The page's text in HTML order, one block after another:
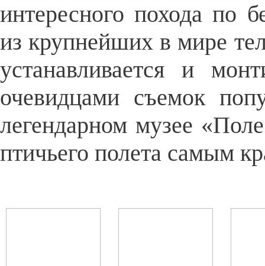
интересного похода по
из крупнейших в мире
устанавливается и
очевидцами съемок
легендарном музее
птичьего полета самым